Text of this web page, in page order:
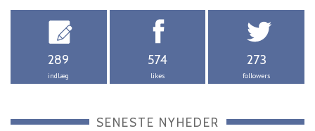
289
indlæg
574
likes
273
followers
SENESTE NYHEDER